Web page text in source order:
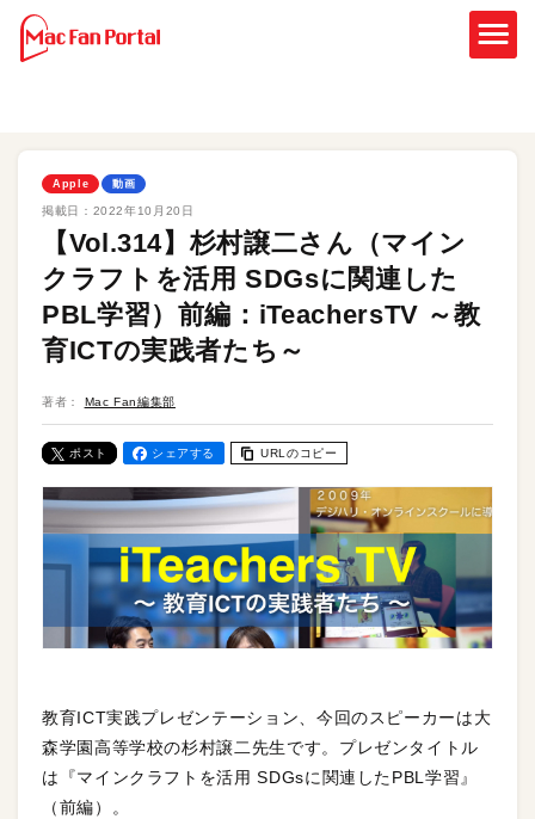
Apple 動画
掲載日： 2022年10月20日
【Vol.314】杉村譲二さん（マイン
クラフトを活用 SDGsに関連した
PBL学習）前編：iTeachersTV ～教
育ICTの実践者たち～
著者： Mac Fan編集部
ポスト シェアする URLのコピー
教育ICT実践プレゼンテーション、今回のスピーカーは大
森学園高等学校の杉村譲二先生です。プレゼンタイトル
は『マインクラフトを活用 SDGsに関連したPBL学習』
（前編）。